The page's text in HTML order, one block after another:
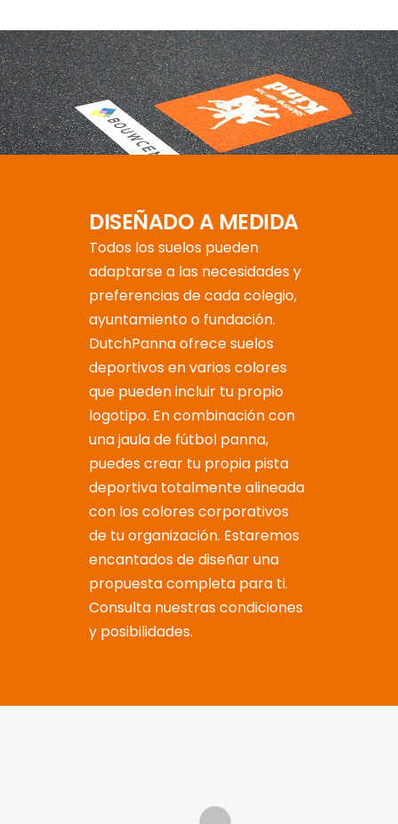
DISEÑADO A MEDIDA
Todos los suelos pueden
adaptarse a las necesidades y
preferencias de cada colegio,
ayuntamiento o fundación.
DutchPanna ofrece suelos
deportivos en varios colores
que pueden incluir tu propio
logotipo. En combinación con
una jaula de fútbol panna,
puedes crear tu propia pista
deportiva totalmente alineada
con los colores corporativos
de tu organización. Estaremos
encantados de diseñar una
propuesta completa para ti.
Consulta nuestras condiciones
y posibilidades.